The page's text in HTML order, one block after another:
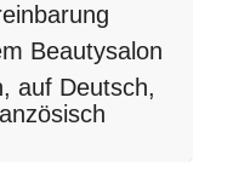
Beautysalon
auf Deutsch,